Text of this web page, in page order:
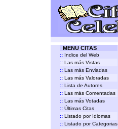
MENU CITAS
:: Indice del Web
:: Las más Vistas
:: Las más Enviadas
:: Las más Valoradas
:: Lista de Autores
:: Las más Comentadas
:: Las más Votadas
:: Últimas Citas
:: Listado por Idiomas
:: Listado por Categorias